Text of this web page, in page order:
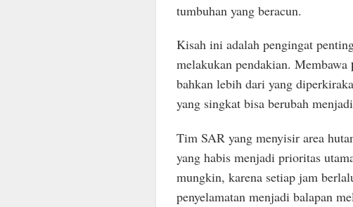
tumbuhan yang beracun.
Kisah ini adalah pengingat
melakukan pendakian. Membawa
bahkan lebih dari yang
yang singkat bisa berubah
Tim SAR yang menyisir area
yang habis menjadi prioritas
mungkin, karena setiap jam
penyelamatan menjadi balapan